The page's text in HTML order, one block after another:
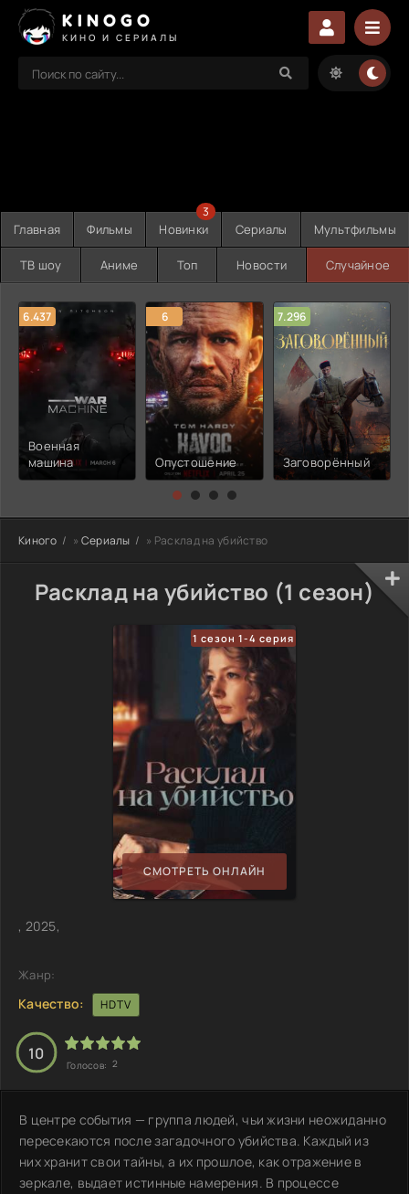
KINOGO
КИНО И СЕРИАЛЫ
Главная Фильмы Новинки
3
Сериалы Мультфильмы
ТВ шоу Аниме Топ Новости Случайное
6.437
Военная
машина
6
Опустошение
7.296
Заговорённый
Киного » Сериалы » Расклад на убийство
Расклад на убийство (1 сезон)
1 сезон 1-4 серия
СМОТРЕТЬ ОНЛАЙН
, 2025,
Жанр:
Качество: HDTV
10
Голосов: 2
В центре события — группа людей, чьи жизни неожиданно
пересекаются после загадочного убийства. Каждый из
них хранит свои тайны, а их прошлое, как отражение в
зеркале, выдает истинные намерения. В процессе